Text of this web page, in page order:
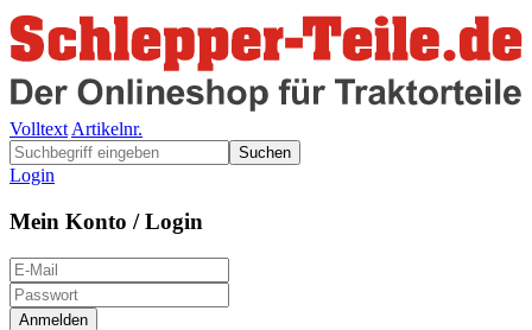
Volltext Artikelnr.
Suchen
Login
Mein Konto / Login